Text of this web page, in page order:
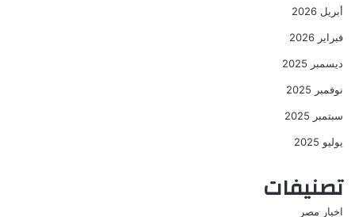
أبريل 2026
فبراير 2026
ديسمبر 2025
نوفمبر 2025
سبتمبر 2025
يوليو 2025
تصنيفات
اخبار مصر